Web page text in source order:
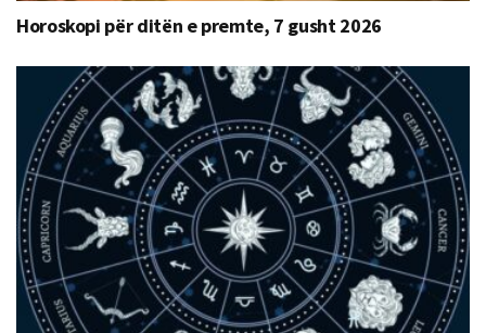
Horoskopi për ditën e premte, 7 gusht 2026